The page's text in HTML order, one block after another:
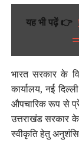
यह भी पढ़ें 👉
भारत सरकार के
कार्यालय, नई
औपचारिक रूप से
उत्तराखंड सरकार
स्वीकृति हेतु